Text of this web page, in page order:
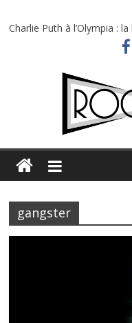
Charlie Puth à l’Olympia :
Festival Triptyque : un
Hellfest 2026 vendredi :
Hellfest 2026 jeudi :
Première édition du
gangster